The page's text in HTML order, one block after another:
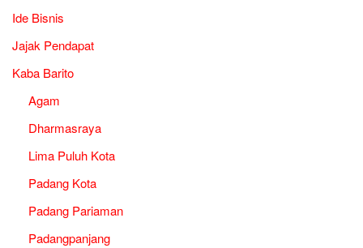
Ide Bisnis
Jajak Pendapat
Kaba Barito
Agam
Dharmasraya
Lima Puluh Kota
Padang Kota
Padang Pariaman
Padangpanjang